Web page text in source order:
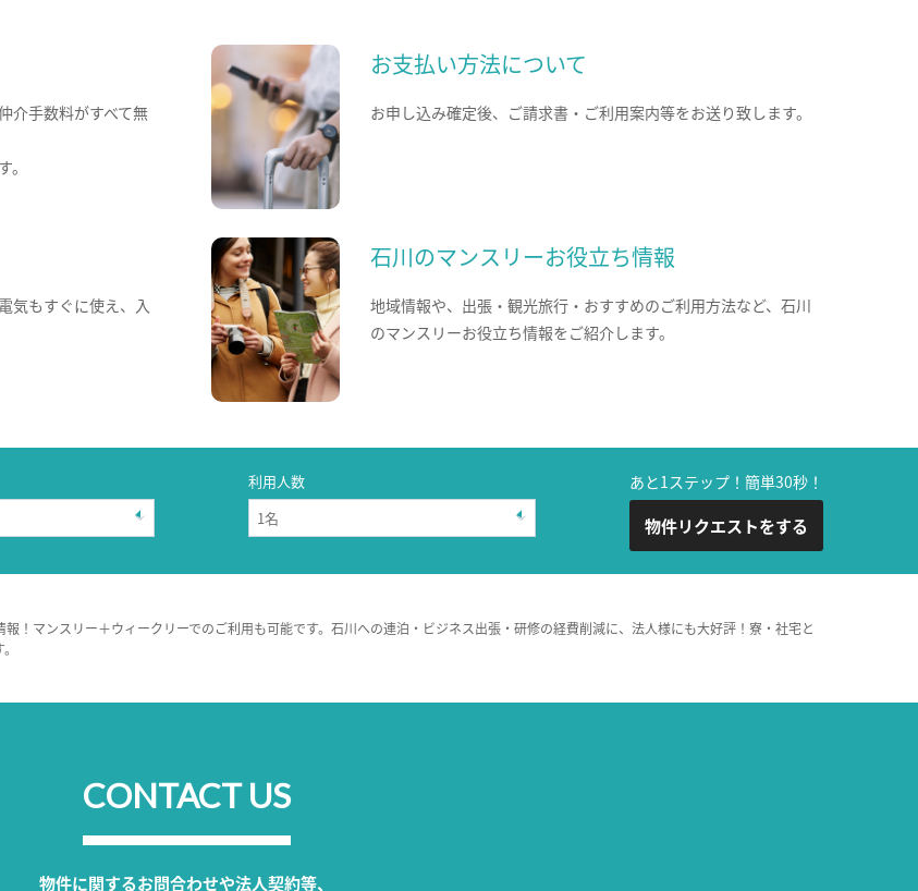
介手数料がすべて無
お支払い方法について
お申し込み確定後、ご請求書・ご利用案内等をお送り致します。
気もすぐに使え、入
石川のマンスリーお役立ち情報
地域情報や、出張・観光旅行・おすすめのご利用方法など、石川
のマンスリーお役立ち情報をご紹介します。
利用人数 あと1ステップ！簡単30秒！
物件リクエストをする
！マンスリー＋ウィークリーでのご利用も可能です。石川への連泊・ビジネス出張・研修の経費削減に、法人様にも大好評！寮・社宅と
CONTACT US
物件に関するお問合わせや法人契約等、